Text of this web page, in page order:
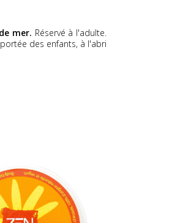
mer. Réservé à l'adulte.
des enfants, à l'abri